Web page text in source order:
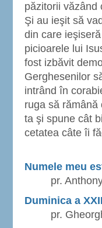
păzitorii văzând
Şi au ieşit să
din care
picioarele lui
fost izbăvit
Gerghesenilor
intrând în
ruga să
ta şi spune cât
cetatea câte îi
Numele meu
pr. Anthony
Duminica a
pr.